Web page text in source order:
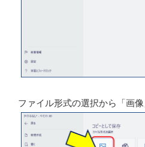
左上の「メニュー」から「名